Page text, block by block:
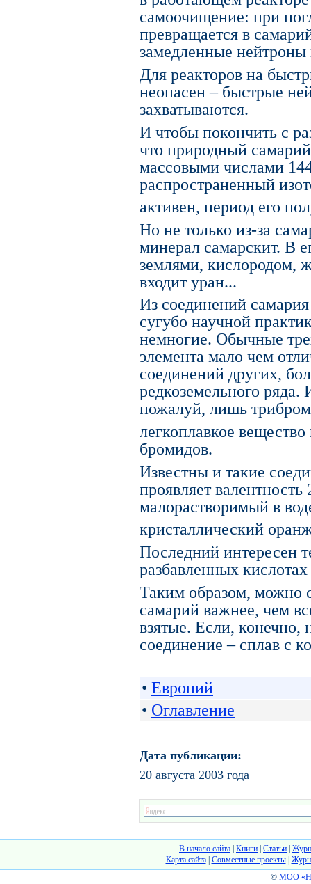
самоочищение: при
превращается в
замедленные
Для реакторов на
неопасен – быстрые
захватываются.
И чтобы покончить с
что природный
массовыми числами
распространенный
активен, период его
Но не только из-за
минерал самарскит. В
землями, кислородом,
входит уран...
Из соединений
сугубо научной
немногие. Обычные
элемента мало чем
соединений других,
редкоземельного ряда.
пожалуй, лишь
легкоплавкое
бромидов.
Известны и такие
проявляет
малорастворимый в
кристаллический
Последний интересен
разбавленных
Таким образом, можно
самарий важнее, чем
взятые. Если, конечно,
соединение – сплав с
• Европий
• Оглавление
Дата публикации:
20 августа 2003 года
В начало сайта Книги Статьи
Карта сайта| Cовместные проекты|
© МОО